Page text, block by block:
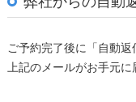
ご予約完了後に「自動返
上記のメールがお手元